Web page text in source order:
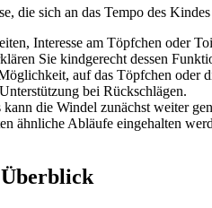
die sich an das Tempo des
Interesse am Töpfchen oder
Sie kindgerecht dessen
auf das Töpfchen oder
bei Rückschlägen.
die Windel zunächst weiter
ähnliche Abläufe eingehalten
Überblick